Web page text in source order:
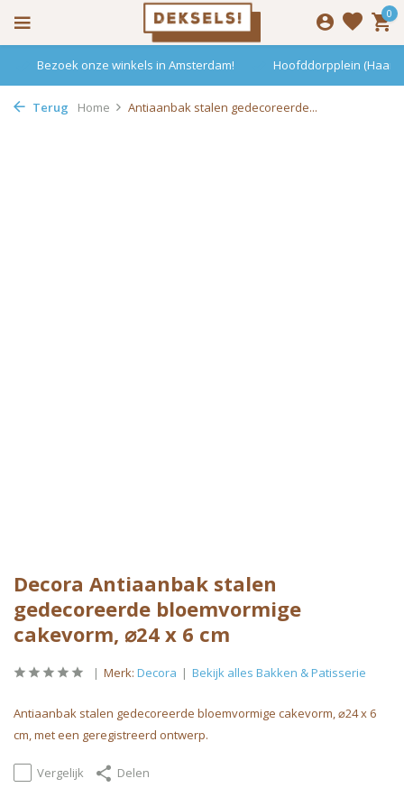
0
Bezoek onze winkels in Amsterdam! Hoofddorpplein
Terug Home Antiaanbak stalen gedecoreerde...
Decora Antiaanbak stalen
gedecoreerde bloemvormige
cakevorm, ⌀24 x 6 cm
Merk: Decora Bekijk alles Bakken & Patisserie
Antiaanbak stalen gedecoreerde bloemvormige cakevorm, ⌀24 x 6
cm, met een geregistreerd ontwerp.
Vergelijk Delen